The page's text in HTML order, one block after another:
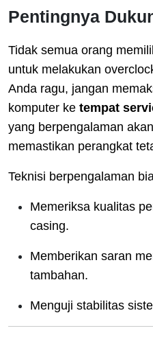
Pentingnya
Tidak semua orang
untuk melakukan
Anda ragu, jangan
komputer ke tempat
yang berpengalaman
memastikan perangkat
Teknisi berpengalaman
Memeriksa kualitas
casing.
Memberikan saran
tambahan.
Menguji stabilitas